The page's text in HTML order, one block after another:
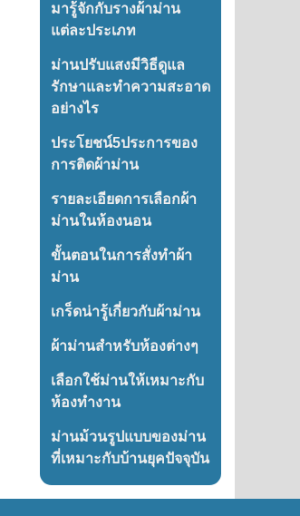
มารู้จักกับรางผ้าม่าน
แต่ละประเภท
ม่านปรับแสงมีวิธีดูแล
รักษาและทำความสะอาด
อย่างไร
ประโยชน์5ประการของ
การติดผ้าม่าน
รายละเอียดการเลือกผ้า
ม่านในห้องนอน
ขั้นตอนในการสั่งทำผ้า
ม่าน
เกร็ดน่ารู้เกี่ยวกับผ้าม่าน
ผ้าม่านสำหรับห้องต่างๆ
เลือกใช้ม่านให้เหมาะกับ
ห้องทำงาน
ม่านม้วนรูปแบบของม่าน
ที่เหมาะกับบ้านยุคปัจจุบัน